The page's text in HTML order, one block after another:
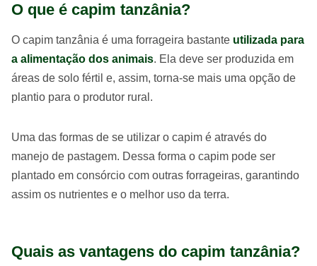
O que é capim tanzânia?
O capim tanzânia é uma forrageira bastante utilizada para
a alimentação dos animais. Ela deve ser produzida em
áreas de solo fértil e, assim, torna-se mais uma opção de
plantio para o produtor rural.
Uma das formas de se utilizar o capim é através do
manejo de pastagem. Dessa forma o capim pode ser
plantado em consórcio com outras forrageiras, garantindo
assim os nutrientes e o melhor uso da terra.
Quais as vantagens do capim tanzânia?